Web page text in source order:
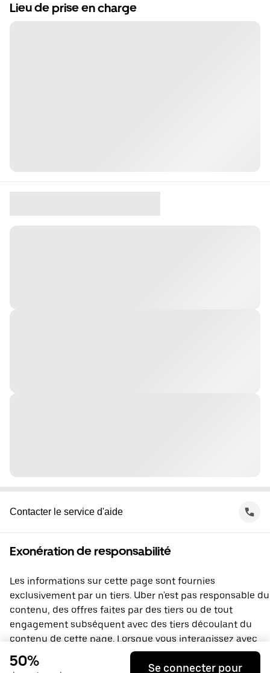
Lieu de prise en charge
Contacter le service d'aide
Exonération de responsabilité
Les informations sur cette page sont fournies
exclusivement par un tiers. Uber n'est pas responsable du
contenu, des offres faites par des tiers ou de tout
engagement subséquent avec des tiers découlant du
contenu de cette page. Lorsque vous interagissez avec
un tiers, vous concluez une entente directement avec lui,
à laquelle Uber ne prend pas part. Si vous avez des
50% Se connecter pour